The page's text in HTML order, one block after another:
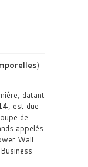
)
datant
, est due
de
appelés
Wall